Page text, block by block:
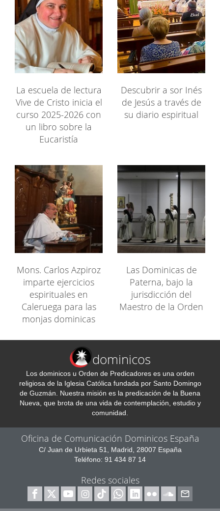
La escuela de lectura
Vive de Cristo inicia el
curso 2025-2026 con
un libro sobre la
Eucaristía
Descubrir a sor Inés
de Jesús a través de
su diario espiritual
Mons. Carlos Azpiroz
imparte ejercicios
espirituales en
Caleruega para las
monjas dominicas
Las Dominicas de
Paterna, bajo la
jurisdicción del
Maestro de la Orden
dominicos
Los dominicos u Orden de Predicadores es una orden
religiosa de la Iglesia Católica fundada por Santo Domingo
de Guzmán. Nuestra misión es la predicación de la Buena
Nueva, que brota de una vida de contemplación, estudio y
comunidad.
Oficina de Comunicación Dominicos España
C/ Juan de Urbieta 51, Madrid, 28007 España
Teléfono: 91 434 87 14
Redes sociales